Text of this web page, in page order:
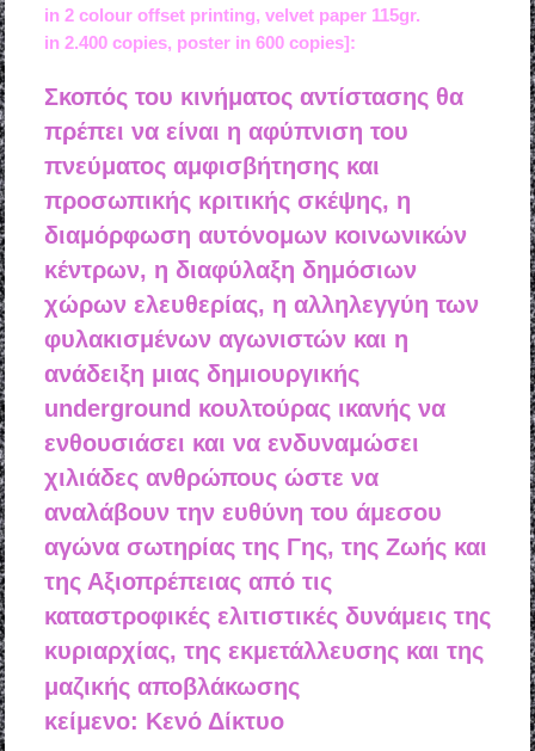
in 2 colour offset printing, velvet paper 115gr.
in 2.400 copies, poster in 600 copies]:
Σκοπός του κινήματος αντίστασης θα
πρέπει να είναι η αφύπνιση του
πνεύματος αμφισβήτησης και
προσωπικής κριτικής σκέψης, η
διαμόρφωση αυτόνομων κοινωνικών
κέντρων, η διαφύλαξη δημόσιων
χώρων ελευθερίας, η αλληλεγγύη των
φυλακισμένων αγωνιστών και η
ανάδειξη μιας δημιουργικής
underground κουλτούρας ικανής να
ενθουσιάσει και να ενδυναμώσει
χιλιάδες ανθρώπους ώστε να
αναλάβουν την ευθύνη του άμεσου
αγώνα σωτηρίας της Γης, της Ζωής και
της Αξιοπρέπειας από τις
καταστροφικές ελιτιστικές δυνάμεις της
κυριαρχίας, της εκμετάλλευσης και της
μαζικής αποβλάκωσης
κείμενο: Κενό Δίκτυο